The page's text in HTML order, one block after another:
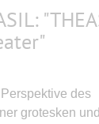
des
grotesken und